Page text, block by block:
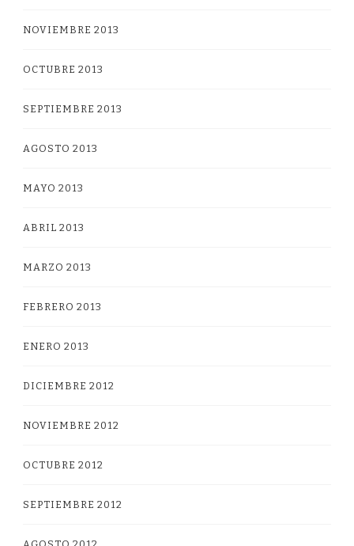
NOVIEMBRE 2013
OCTUBRE 2013
SEPTIEMBRE 2013
AGOSTO 2013
MAYO 2013
ABRIL 2013
MARZO 2013
FEBRERO 2013
ENERO 2013
DICIEMBRE 2012
NOVIEMBRE 2012
OCTUBRE 2012
SEPTIEMBRE 2012